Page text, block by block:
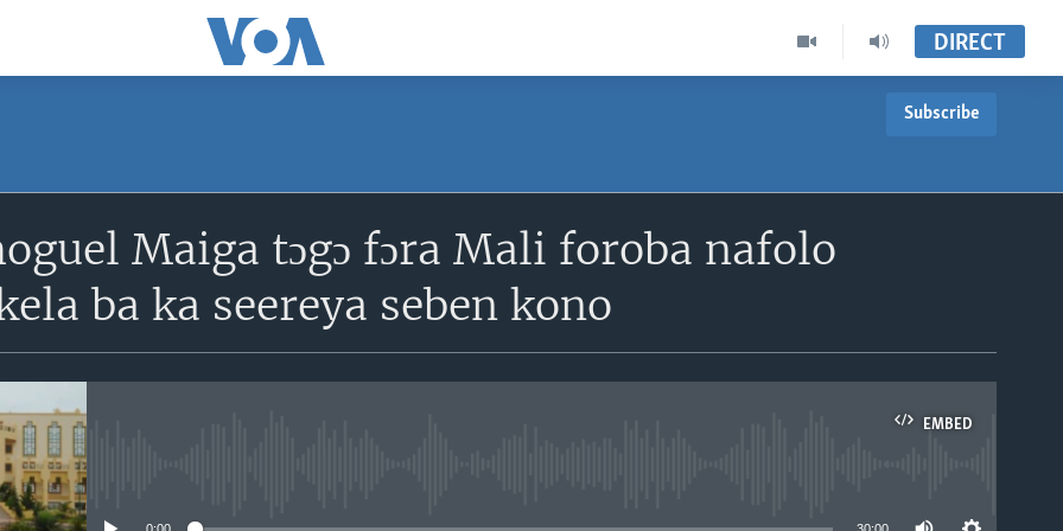
DIRECT
Subscribe
S'abonner
Maiga tɔgɔ fɔra Mali foroba nafolo
ba ka seereya seben kono
EMBED